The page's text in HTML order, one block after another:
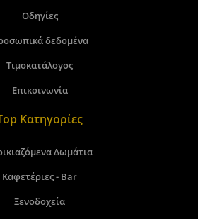
Οδηγίες
δεδομένα
Τιμοκατάλογος
Επικοινωνία
Κατηγορίες
Δωμάτια
Καφετέριες - Bar
Ξενοδοχεία